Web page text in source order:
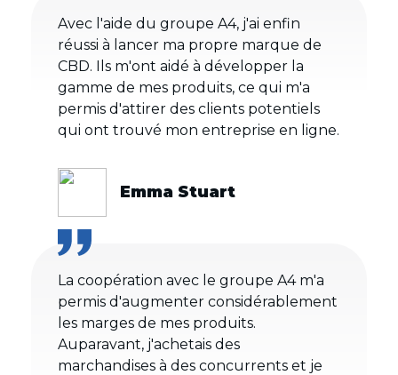
Avec l'aide du groupe A4, j'ai enfin
réussi à lancer ma propre marque de
CBD. Ils m'ont aidé à développer la
gamme de mes produits, ce qui m'a
permis d'attirer des clients potentiels
qui ont trouvé mon entreprise en ligne.
Emma Stuart
La coopération avec le groupe A4 m'a
permis d'augmenter considérablement
les marges de mes produits.
Auparavant, j'achetais des
marchandises à des concurrents et je